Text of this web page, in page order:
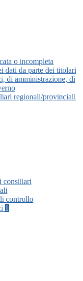
o incompleta
dati da parte dei titolari
di amministrazione, di
regionali/provinciali
consiliari
controllo
1